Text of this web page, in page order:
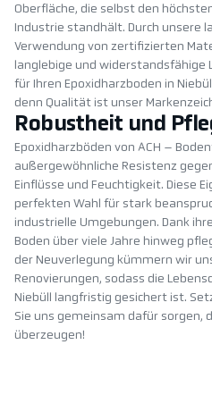
Oberfläche, die selbst den
Industrie standhält. Durch unsere
Verwendung von zertifizierten
langlebige und widerstandsfähige
für Ihren Epoxidharzboden in
denn Qualität ist unser
Robustheit und
Epoxidharzböden von ACH –
außergewöhnliche Resistenz
Einflüsse und Feuchtigkeit. Diese
perfekten Wahl für stark
industrielle Umgebungen. Dank
Boden über viele Jahre hinweg
der Neuverlegung kümmern wir
Renovierungen, sodass die
Niebüll langfristig gesichert ist.
Sie uns gemeinsam dafür sorgen,
überzeugen!